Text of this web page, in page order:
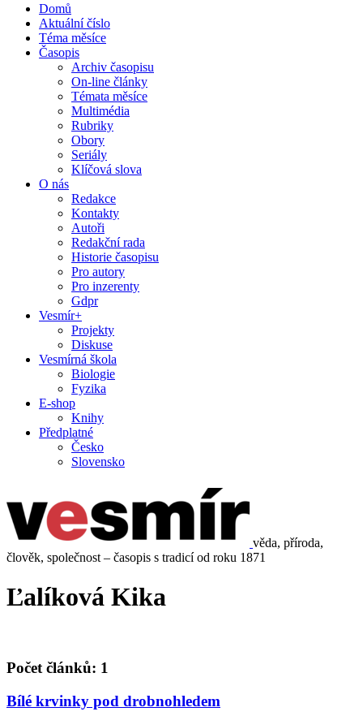
Domů
Aktuální číslo
Téma měsíce
Časopis
Archiv časopisu
On-line články
Témata měsíce
Multimédia
Rubriky
Obory
Seriály
Klíčová slova
O nás
Redakce
Kontakty
Autoři
Redakční rada
Historie časopisu
Pro autory
Pro inzerenty
Gdpr
Vesmír+
Projekty
Diskuse
Vesmírná škola
Biologie
Fyzika
E-shop
Knihy
Předplatné
Česko
Slovensko
věda, příroda,
člověk, společnost – časopis s tradicí od roku 1871
Ľalíková Kika
Počet článků: 1
Bílé krvinky pod drobnohledem